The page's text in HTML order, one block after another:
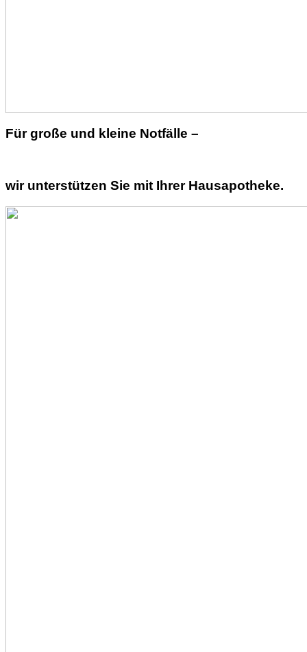
Für große und kleine Notfälle –
wir unterstützen Sie mit Ihrer Hausapotheke.